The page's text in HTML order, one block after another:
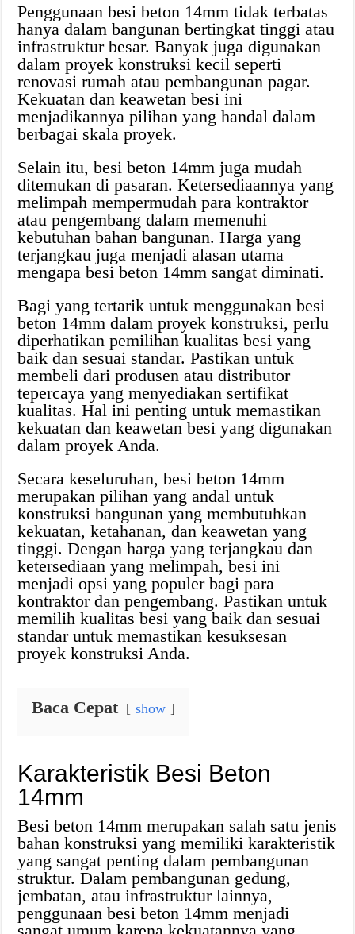
Penggunaan besi beton 14mm tidak terbatas
hanya dalam bangunan bertingkat tinggi atau
infrastruktur besar. Banyak juga digunakan
dalam proyek konstruksi kecil seperti
renovasi rumah atau pembangunan pagar.
Kekuatan dan keawetan besi ini
menjadikannya pilihan yang handal dalam
berbagai skala proyek.
Selain itu, besi beton 14mm juga mudah
ditemukan di pasaran. Ketersediaannya yang
melimpah mempermudah para kontraktor
atau pengembang dalam memenuhi
kebutuhan bahan bangunan. Harga yang
terjangkau juga menjadi alasan utama
mengapa besi beton 14mm sangat diminati.
Bagi yang tertarik untuk menggunakan besi
beton 14mm dalam proyek konstruksi, perlu
diperhatikan pemilihan kualitas besi yang
baik dan sesuai standar. Pastikan untuk
membeli dari produsen atau distributor
tepercaya yang menyediakan sertifikat
kualitas. Hal ini penting untuk memastikan
kekuatan dan keawetan besi yang digunakan
dalam proyek Anda.
Secara keseluruhan, besi beton 14mm
merupakan pilihan yang andal untuk
konstruksi bangunan yang membutuhkan
kekuatan, ketahanan, dan keawetan yang
tinggi. Dengan harga yang terjangkau dan
ketersediaan yang melimpah, besi ini
menjadi opsi yang populer bagi para
kontraktor dan pengembang. Pastikan untuk
memilih kualitas besi yang baik dan sesuai
standar untuk memastikan kesuksesan
proyek konstruksi Anda.
Baca Cepat show
Karakteristik Besi Beton
14mm
Besi beton 14mm merupakan salah satu jenis
bahan konstruksi yang memiliki karakteristik
yang sangat penting dalam pembangunan
struktur. Dalam pembangunan gedung,
jembatan, atau infrastruktur lainnya,
penggunaan besi beton 14mm menjadi